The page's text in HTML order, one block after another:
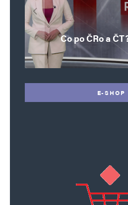
Co po ČRo a
Islamistický teror
Brutální
katolického
Hamela
Islamistický teror
Krvavé oslavy
v Nice
Mýty o Václavu
Pivo, jazz,
i humor. Jakl
o bývalém
Vymíráme a
porodnost
dotace, byty ani
úvazky
Pim Fortuyn:
nestihl stát
E-SHOP